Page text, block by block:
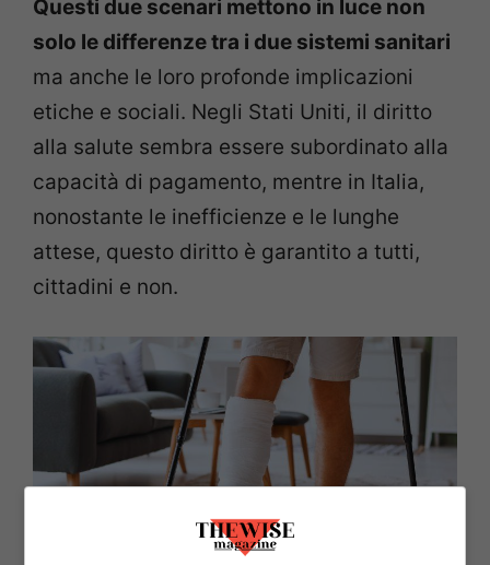
Questi due scenari mettono in luce non
solo le differenze tra i due sistemi sanitari
ma anche le loro profonde implicazioni
etiche e sociali. Negli Stati Uniti, il diritto
alla salute sembra essere subordinato alla
capacità di pagamento, mentre in Italia,
nonostante le inefficienze e le lunghe
attese, questo diritto è garantito a tutti,
cittadini e non.